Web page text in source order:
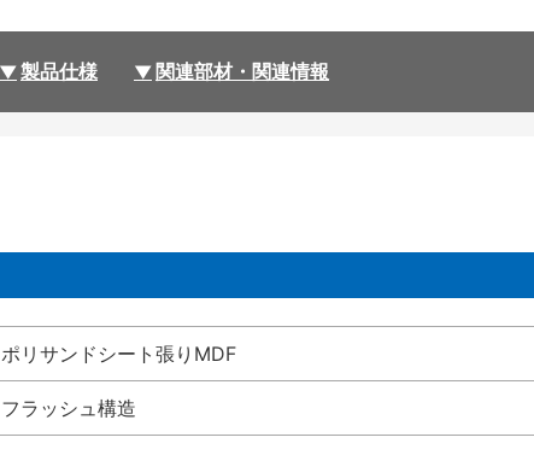
製品仕様 関連部材・関連情報
ポリサンドシート張りMDF
フラッシュ構造